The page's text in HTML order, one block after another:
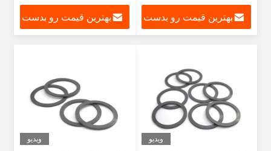
بهترین قیمت رو بدست
هیدرولیک
بهترین قیمت رو بدست
ویدیو ویدیو